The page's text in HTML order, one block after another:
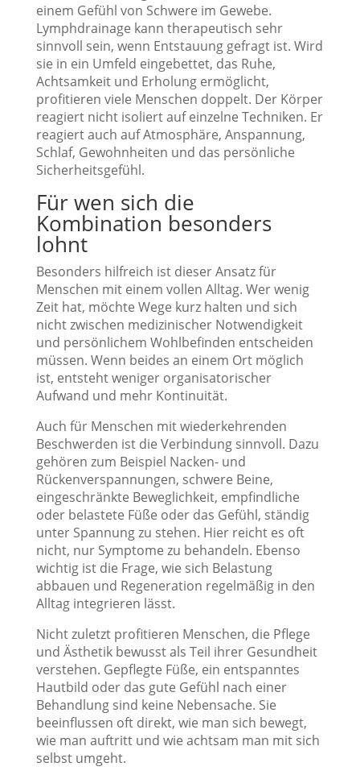
einem Gefühl von Schwere im Gewebe.
Lymphdrainage kann therapeutisch sehr
sinnvoll sein, wenn Entstauung gefragt ist. Wird
sie in ein Umfeld eingebettet, das Ruhe,
Achtsamkeit und Erholung ermöglicht,
profitieren viele Menschen doppelt. Der Körper
reagiert nicht isoliert auf einzelne Techniken. Er
reagiert auch auf Atmosphäre, Anspannung,
Schlaf, Gewohnheiten und das persönliche
Sicherheitsgefühl.
Für wen sich die
Kombination besonders
lohnt
Besonders hilfreich ist dieser Ansatz für
Menschen mit einem vollen Alltag. Wer wenig
Zeit hat, möchte Wege kurz halten und sich
nicht zwischen medizinischer Notwendigkeit
und persönlichem Wohlbefinden entscheiden
müssen. Wenn beides an einem Ort möglich
ist, entsteht weniger organisatorischer
Aufwand und mehr Kontinuität.
Auch für Menschen mit wiederkehrenden
Beschwerden ist die Verbindung sinnvoll. Dazu
gehören zum Beispiel Nacken- und
Rückenverspannungen, schwere Beine,
eingeschränkte Beweglichkeit, empfindliche
oder belastete Füße oder das Gefühl, ständig
unter Spannung zu stehen. Hier reicht es oft
nicht, nur Symptome zu behandeln. Ebenso
wichtig ist die Frage, wie sich Belastung
abbauen und Regeneration regelmäßig in den
Alltag integrieren lässt.
Nicht zuletzt profitieren Menschen, die Pflege
und Ästhetik bewusst als Teil ihrer Gesundheit
verstehen. Gepflegte Füße, ein entspanntes
Hautbild oder das gute Gefühl nach einer
Behandlung sind keine Nebensache. Sie
beeinflussen oft direkt, wie man sich bewegt,
wie man auftritt und wie achtsam man mit sich
selbst umgeht.